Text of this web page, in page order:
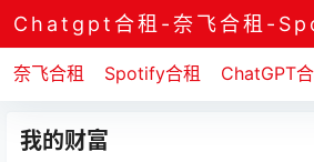
Chatgpt合租-奈飞合租-
奈飞合租 Spotify合租 ChatGPT
我的财富